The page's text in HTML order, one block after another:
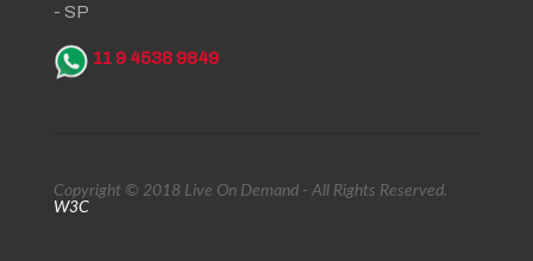
- SP
11 9 4538 9849
Copyright © 2018 Live On Demand - All Rights Reserved.
W3C